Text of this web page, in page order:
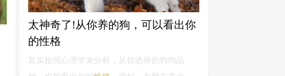
太神奇了!从你养的狗，可以看出你
的性格
其实按照心理学来分析，从你选择的狗狗品